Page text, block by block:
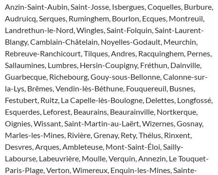
Anzin-Saint-Aubin, Saint-Josse, Isbergues, Coquelles, Burbure,
Audruicq, Serques, Ruminghem, Bourlon, Ecques, Montreuil,
Landrethun-le-Nord, Wingles, Saint-Folquin, Saint-Laurent-
Blangy, Camblain-Châtelain, Noyelles-Godault, Meurchin,
Rebreuve-Ranchicourt, Tilques, Andres, Racquinghem, Pernes,
Sallaumines, Lumbres, Hersin-Coupigny, Fréthun, Dainville,
Guarbecque, Richebourg, Gouy-sous-Bellonne, Calonne-sur-
la-Lys, Brêmes, Vendin-lès-Béthune, Fouquereuil, Busnes,
Festubert, Ruitz, La Capelle-lès-Boulogne, Delettes, Longfossé,
Esquerdes, Leforest, Beaurains, Beaurainville, Nortkerque,
Oignies, Wissant, Saint-Martin-au-Laërt, Wizernes, Gosnay,
Marles-les-Mines, Rivière, Grenay, Rety, Thélus, Rinxent,
Desvres, Arques, Ambleteuse, Mont-Saint-Éloi, Sailly-
Labourse, Labeuvrière, Moulle, Verquin, Annezin, Le Touquet-
Paris-Plage, Verton, Wimereux, Enquin-les-Mines, Sainte-